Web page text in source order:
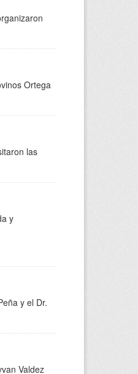
Ortega
las
y
y el Dr.
Valdez